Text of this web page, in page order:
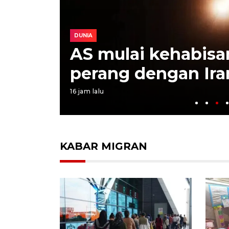
DUNIA
AS mulai
perang dengan
16 jam lalu
KABAR MIGRAN